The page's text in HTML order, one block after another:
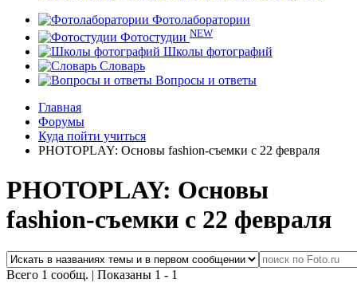
Фотолаборатории
Фотостудии NEW
Школы фотографий
Словарь
Вопросы и ответы
Главная
Форумы
Куда пойти учиться
PHOTOPLAY: Основы fashion-съемки с 22 февраля
PHOTOPLAY: Основы
fashion-съемки с 22 февраля
Всего 1 сообщ. | Показаны 1 - 1